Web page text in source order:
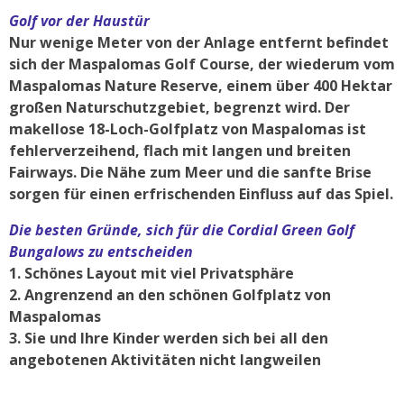
Golf vor der Haustür
Nur wenige Meter von der Anlage entfernt befindet
sich der Maspalomas Golf Course, der wiederum vom
Maspalomas Nature Reserve, einem über 400 Hektar
großen Naturschutzgebiet, begrenzt wird. Der
makellose 18-Loch-Golfplatz von Maspalomas ist
fehlerverzeihend, flach mit langen und breiten
Fairways. Die Nähe zum Meer und die sanfte Brise
sorgen für einen erfrischenden Einfluss auf das Spiel.
Die besten Gründe, sich für die Cordial Green Golf
Bungalows zu entscheiden
1. Schönes Layout mit viel Privatsphäre
2. Angrenzend an den schönen Golfplatz von
Maspalomas
3. Sie und Ihre Kinder werden sich bei all den
angebotenen Aktivitäten nicht langweilen